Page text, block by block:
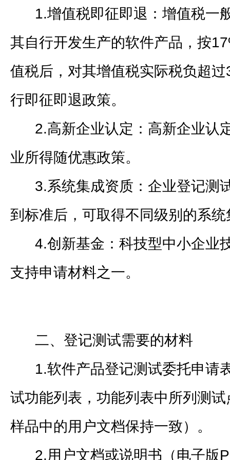
1.增值税即征即退：增值税一
其自行开发生产的软件产品，按
值税后，对其增值税实际税负超
行即征即退政策。
2.高新企业认定：高新企业认
业所得随优惠政策。
3.系统集成资质：企业登记测
到标准后，可取得不同级别的系
4.创新基金：科技型中小企业
支持申请材料之一。
二、登记测试需要的材料
1.软件产品登记测试委托申请
试功能列表，功能列表中所列测
样品中的用户文档保持一致）。
2.用户文档或说明书（电子版